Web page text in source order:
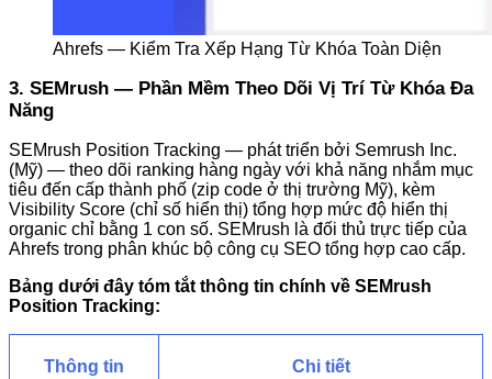
Ahrefs — Kiểm Tra Xếp Hạng Từ Khóa Toàn Diện
3. SEMrush — Phần Mềm Theo Dõi Vị Trí Từ Khóa Đa
Năng
SEMrush Position Tracking — phát triển bởi Semrush Inc.
(Mỹ) — theo dõi ranking hàng ngày với khả năng nhắm mục
tiêu đến cấp thành phố (zip code ở thị trường Mỹ), kèm
Visibility Score (chỉ số hiển thị) tổng hợp mức độ hiển thị
organic chỉ bằng 1 con số. SEMrush là đối thủ trực tiếp của
Ahrefs trong phân khúc bộ công cụ SEO tổng hợp cao cấp.
Bảng dưới đây tóm tắt thông tin chính về SEMrush
Position Tracking:
Thông tin Chi tiết